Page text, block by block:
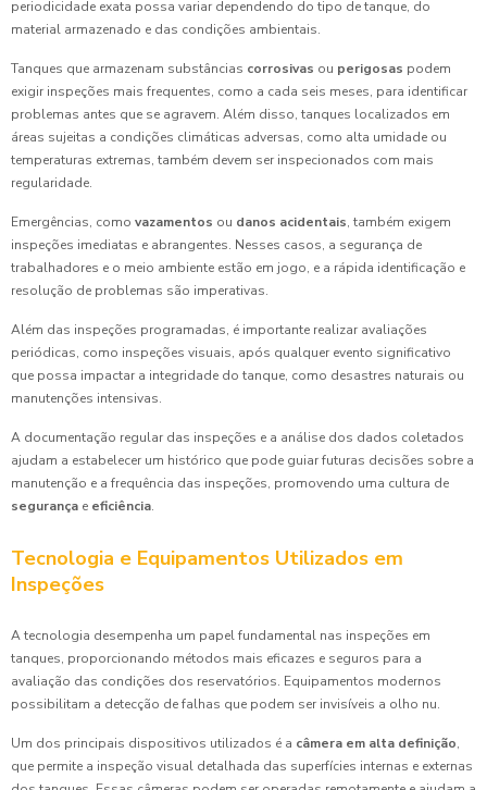
periodicidade exata possa variar dependendo do tipo de tanque, do
material armazenado e das condições ambientais.
Tanques que armazenam substâncias corrosivas ou perigosas podem
exigir inspeções mais frequentes, como a cada seis meses, para identificar
problemas antes que se agravem. Além disso, tanques localizados em
áreas sujeitas a condições climáticas adversas, como alta umidade ou
temperaturas extremas, também devem ser inspecionados com mais
regularidade.
Emergências, como vazamentos ou danos acidentais, também exigem
inspeções imediatas e abrangentes. Nesses casos, a segurança de
trabalhadores e o meio ambiente estão em jogo, e a rápida identificação e
resolução de problemas são imperativas.
Além das inspeções programadas, é importante realizar avaliações
periódicas, como inspeções visuais, após qualquer evento significativo
que possa impactar a integridade do tanque, como desastres naturais ou
manutenções intensivas.
A documentação regular das inspeções e a análise dos dados coletados
ajudam a estabelecer um histórico que pode guiar futuras decisões sobre a
manutenção e a frequência das inspeções, promovendo uma cultura de
segurança e eficiência.
Tecnologia e Equipamentos Utilizados em
Inspeções
A tecnologia desempenha um papel fundamental nas inspeções em
tanques, proporcionando métodos mais eficazes e seguros para a
avaliação das condições dos reservatórios. Equipamentos modernos
possibilitam a detecção de falhas que podem ser invisíveis a olho nu.
Um dos principais dispositivos utilizados é a câmera em alta definição,
que permite a inspeção visual detalhada das superfícies internas e externas